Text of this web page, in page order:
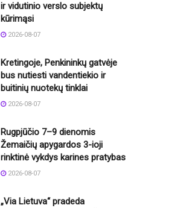
ir vidutinio verslo subjektų
kūrimąsi
2026-08-07
Kretingoje, Penkininkų gatvėje
bus nutiesti vandentiekio ir
buitinių nuotekų tinklai
2026-08-07
Rugpjūčio 7–9 dienomis
Žemaičių apygardos 3-ioji
rinktinė vykdys karines pratybas
2026-08-07
„Via Lietuva“ pradeda